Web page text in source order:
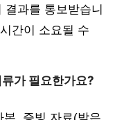
과를 통보받습니
간이 소요될 수
가 필요한가요?